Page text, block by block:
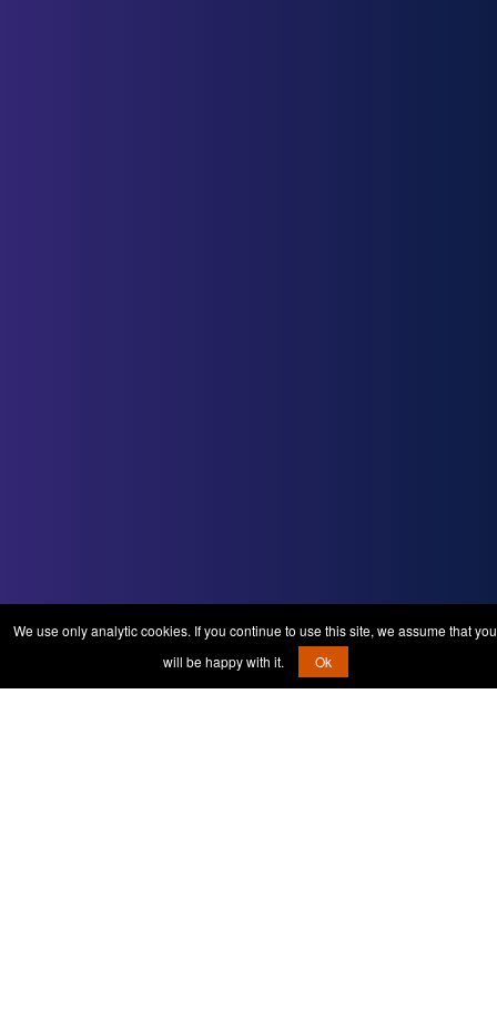
We use only analytic cookies. If you continue to use this site, we assume that you
will be happy with it.
Ok